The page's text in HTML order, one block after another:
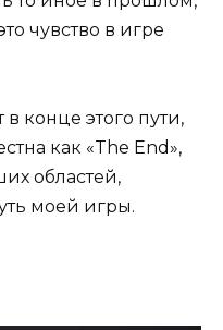
чувство в игре
конце этого пути,
как «The End»,
областей,
моей игры.